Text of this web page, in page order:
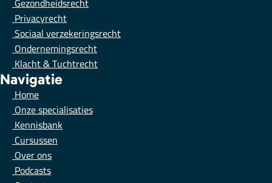
Privacyrecht
Sociaal verzekeringsrecht
Ondernemingsrecht
Klacht & Tuchtrecht
Navigatie
Home
Onze specialisaties
Kennisbank
Cursussen
Over ons
Podcasts